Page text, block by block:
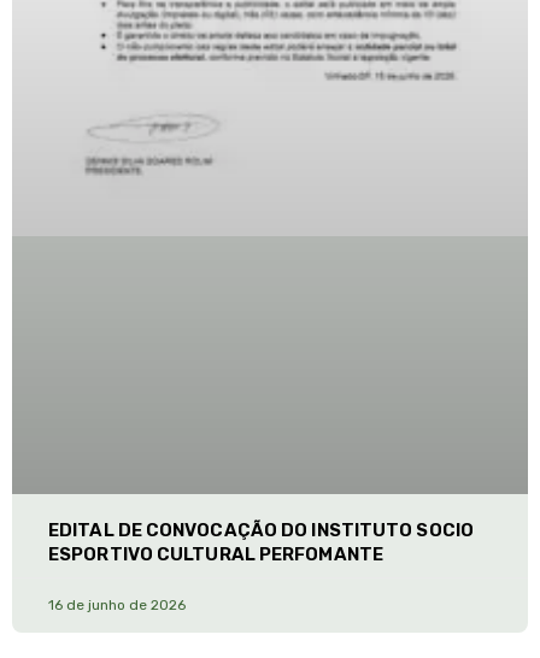
EDITAL DE CONVOCAÇÃO DO INSTITUTO SOCIO
ESPORTIVO CULTURAL PERFOMANTE
16 de junho de 2026